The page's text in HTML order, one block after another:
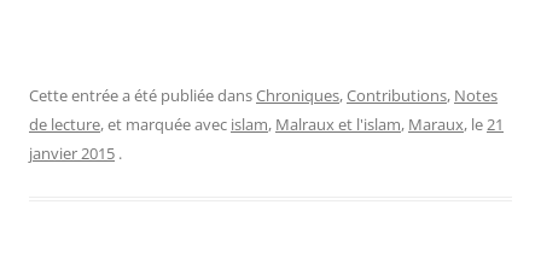
Cette entrée a été publiée dansChroniques,Contributions, Notes
de lecture, et marquée avec islam, Malraux et l'islam, Maraux, le21
janvier 2015 .